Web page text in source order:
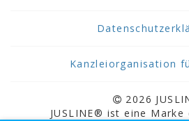
Kanzleiorganisation
2026
JUSLINE® ist eine Marke